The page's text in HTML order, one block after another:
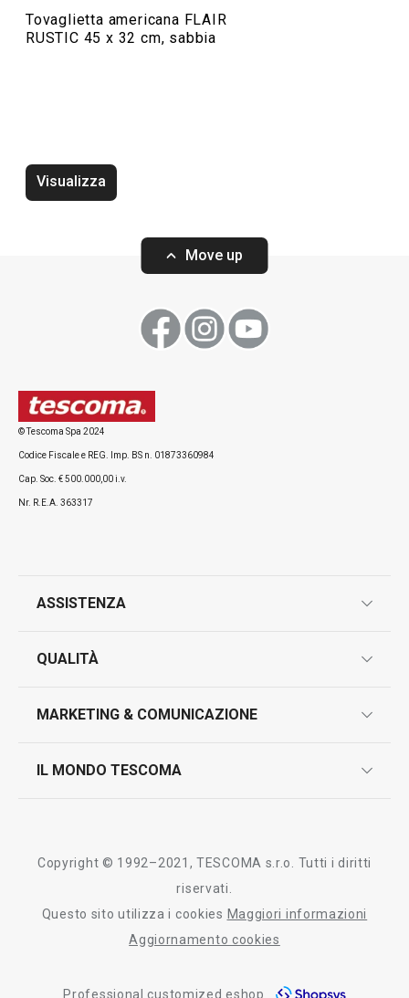
RUSTIC 45 x 32 cm, sabbia
Tovaglietta americana FLAIR
RUSTIC 45 x 32 cm, sabbia
Visualizza
Move up
© Tescoma Spa 2024
Codice Fiscale e REG. Imp. BS n. 01873360984
Cap. Soc. € 500.000,00 i.v.
Nr. R.E.A. 363317
ASSISTENZA
contatti
QUALITÀ
test sui prodotti
MARKETING & COMUNICAZIONE
IL MONDO TESCOMA
Tescoma nel mondo
Copyright © 1992–2021, TESCOMA s.r.o. Tutti i diritti
riservati.
Questo sito utilizza i cookies Maggiori informazioni
Aggiornamento cookies
Professional customized eshop